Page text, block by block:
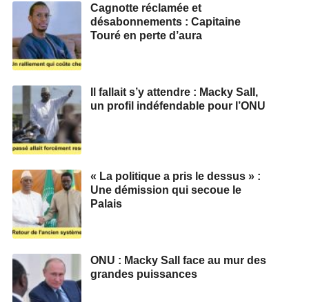
Cagnotte réclamée et
désabonnements : Capitaine
Touré en perte d’aura
Il fallait s’y attendre : Macky Sall,
un profil indéfendable pour l’ONU
« La politique a pris le dessus » :
Une démission qui secoue le
Palais
ONU : Macky Sall face au mur des
grandes puissances